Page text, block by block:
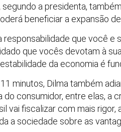
segundo a presidenta,
beneficiar a expansão
responsabilidade que você
que vocês devotam à
da economia é
minutos, Dilma também
consumidor, entre elas, a
vai fiscalizar com mais
a sociedade sobre as